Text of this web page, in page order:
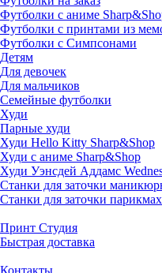
Футболки с аниме
Футболки с принтами из
Футболки с Симпсонами
Детям
Для девочек
Для мальчиков
Семейные футболки
Худи
Парные худи
Худи Hello Kitty Sharp&Shop
Худи с аниме Sharp&Shop
Худи Уэнсдей Аддамс
Станки для заточки
Станки для заточки
Принт Студия
Быстрая доставка
Контакты